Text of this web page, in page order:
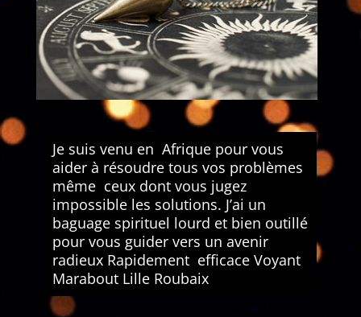
Je suis venu en Afrique pour vous
aider à résoudre tous vos problèmes
même ceux dont vous jugez
impossible les solutions. J’ai un
baguage spirituel lourd et bien outillé
pour vous guider vers un avenir
radieux Rapidement efficace Voyant
Marabout Lille Roubaix